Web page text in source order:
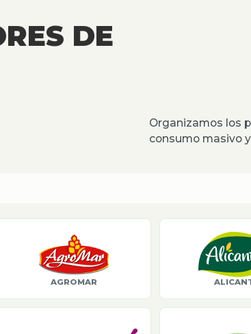
DE
Organizamos los
consumo masivo
AGROMAR